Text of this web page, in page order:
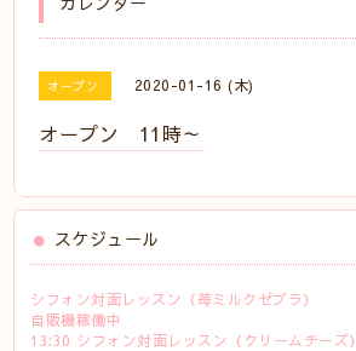
オープン 2020-01-16 (木)
オープン 11時～
スケジュール
シフォン対面レッスン（苺ミルクゼブラ）
自販機稼働中
13:30 シフォン対面レッスン（クリームチーズ）